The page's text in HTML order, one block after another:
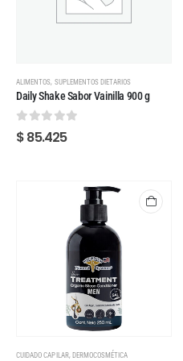
ALIMENTOS, SUPLEMENTOS DIETARIOS
Daily Shake Sabor Vainilla 900 g
0 out of 5
$85.425
CUIDADO CAPILAR,DERMOCOSMÉTICA